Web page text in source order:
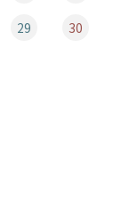
29 30